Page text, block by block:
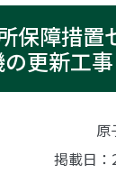
保障措置
更新工事
原
掲載日